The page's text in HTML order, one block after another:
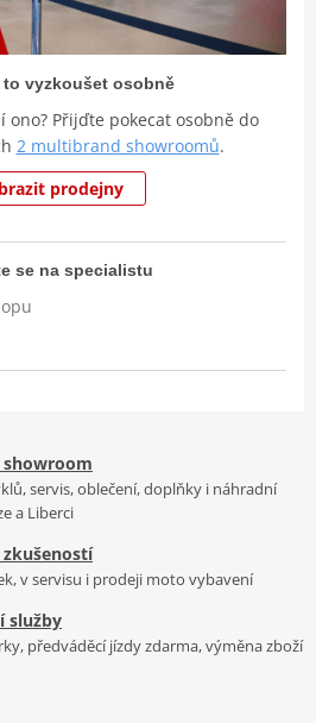
vyzkoušet osobně
ono? Přijďte pokecat osobně do
2 multibrand showroomů.
prodejny
se na specialistu
servis, oblečení, doplňky i náhradní
a Liberci
zkušeností
v servisu i prodeji moto vybavení
služby
předváděcí jízdy zdarma, výměna zboží